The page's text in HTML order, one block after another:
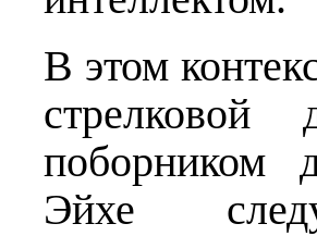
В этом
поборником
Эйхе